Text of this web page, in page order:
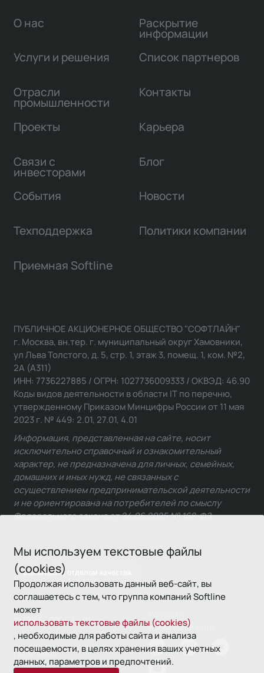
Мы используем текстовые файлы
(cookies)
Продолжая использовать данный веб-сайт, вы
соглашаетесь с тем, что группа компаний Softline
может
использовать текстовые файлы (cookies)
, необходимые для работы сайта и анализа
посещаемости, в целях хранения ваших учетных
данных, параметров и предпочтений.
О нас
Услуги и решения
Отрасли
промышленности
Проекты
Связи с
инвесторами
Раскрытие
информации
Список партнеров
Контакты
Карьера
Блог
События Новости
Техподдержка Политики компании
Приемная Softline
Связаться с отделом качества
ПУБЛИЧНОЕ АКЦИОНЕРНОЕ ОБЩЕСТВО "СОФТЛАЙН"
г. Москва, вн.тер. г. муниципальный округ Хамовники,
ул Льва Толстого, д. 5, стр. 1, этаж 3, помещ. 1, ком. №2,
2А (А311)
ИНН: 7736227885 / ОГРН: 1027736009333 / ОКВЭД: 46.90
Коды видов деятельности в области IT по перечню,
утвержденному Приказом Минцифры России от 11 мая
2023 г. № 449: 2.01, 27.01, 4.01
Информация, представленная на сайте, носит
исключительно справочный и ознакомительный
характер, не предназначена для личных, семейных,
домашних и иных нужд, не связанных с
осуществлением предпринимательской деятельности
и не ориентирована на потребителей по смыслу
Федерального закона от 24.06.2025 № 168-ФЗ.
© 1993—2026 Softline
использования
Политика
конфиденциальности